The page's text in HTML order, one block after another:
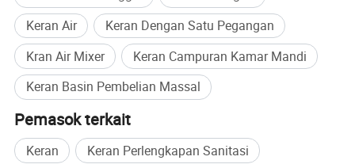
Keran Air
Keran Dengan Satu Pegangan
Kran Air Mixer
Keran Campuran Kamar Mandi
Keran Basin Pembelian Massal
Pemasok terkait
Keran
Keran Perlengkapan Sanitasi